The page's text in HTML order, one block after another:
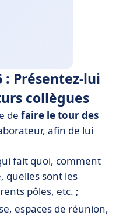
: Présentez-lui
collègues
de faire le tour des
afin de lui
fait quoi, comment
quelles sont les
pôles, etc. ;
espaces de réunion,